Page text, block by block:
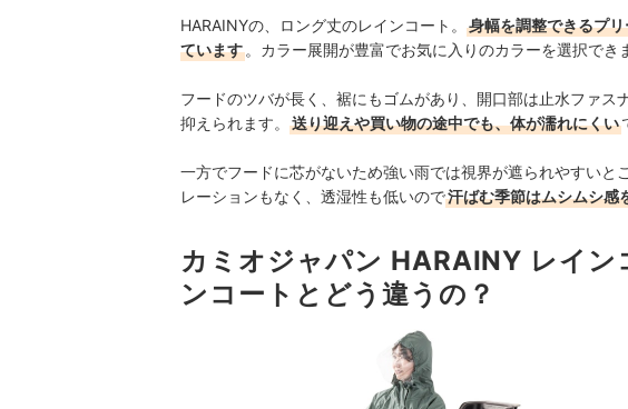
HARAINYの、ロング丈のレインコート。
身幅を調整できるプ
ています 。カラー展開が豊富でお気に入りのカラーを選択でき
フードのツバが長く、裾にもゴムがあり、開口部は止水ファス
抑えられます。
送り迎えや買い物の途中でも、体が濡れにくい
一方でフードに芯がないため強い雨では視界が遮られやすいと
レーションもなく、透湿性も低いので汗ばむ季節はムシムシ感
カミオジャパン HARAINY レイン
ンコートとどう違うの？